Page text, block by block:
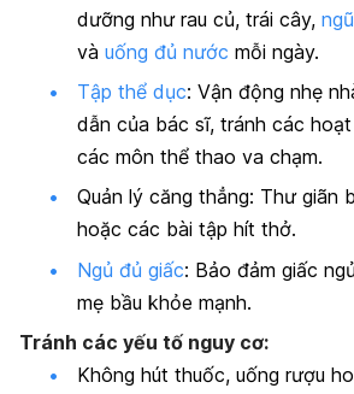
dưỡng như rau củ, trái cây,
và uống đủ nước mỗi ngày.
Tập thể dục: Vận động nhẹ
dẫn của bác sĩ, tránh các
các môn thể thao va chạm.
Quản lý căng thẳng: Thư giãn
hoặc các bài tập hít thở.
Ngủ đủ giấc: Bảo đảm giấc
mẹ bầu khỏe mạnh.
Tránh các yếu tố nguy cơ:
Không hút thuốc, uống rượu